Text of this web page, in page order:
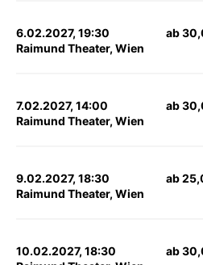
6.02.2027, 19:30
Raimund Theater, Wien
ab
7.02.2027, 14:00
Raimund Theater, Wien
ab
9.02.2027, 18:30
Raimund Theater, Wien
ab
10.02.2027, 18:30
ab